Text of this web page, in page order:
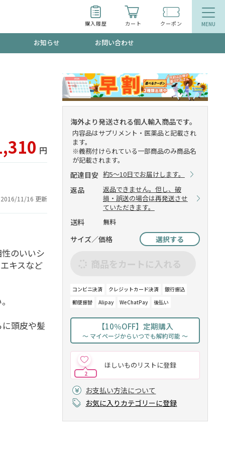
購入履歴 カート クーポン
食品
ールで、夏の頭皮ストレスを完全リセッ
フが贈る音声プログラム
るものが一目でわかるランキング
お知らせ お問い合わせ
円
2016/11/16 更新
のいいシ
キスなど
頭皮や髪
海外より発送される個人輸入商品です。
内容品はサプリメント・医薬品と記載され
ます。
※義務付けられている一部商品のみ商品名
が記載されます。
配達目安 約5～10日でお届けします。
返品
返品できません。但し、破
損・誤送の場合は再発送させ
ていただきます。
送料 無料
サイズ／価格 選択する
商品をカートに入れる
コンビニ決済 クレジットカード決済
銀行振込
郵便振替
Alipay WeChatPay 後払い
【10％OFF】定期購入
～ マイページからいつでも解約可能 ～
ほしいものリストに登録
2
お支払い方法について
お気に入りカテゴリーに登録